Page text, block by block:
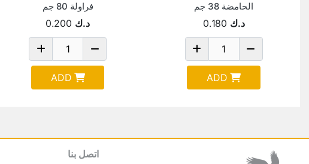
الحامضة 38 جم
د.ك 0.180
ADD
فراولة 80 جم
د.ك 0.200
ADD
اتصل بنا